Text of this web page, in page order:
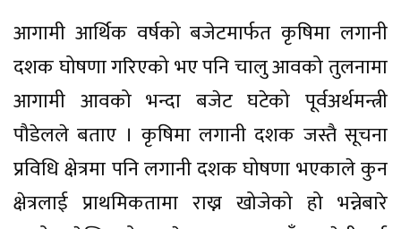
आगामी आर्थिक वर्षको बजेटमार्फत कृषिमा लगानी
दशक घोषणा गरिएको भए पनि चालु आवको तुलनामा
आगामी आवको भन्दा बजेट घटेको पूर्वअर्थमन्त्री
पौडेलले बताए । कृषिमा लगानी दशक जस्तै सूचना
प्रविधि क्षेत्रमा पनि लगानी दशक घोषणा भएकाले कुन
क्षेत्रलाई प्राथमिकतामा राख्न खोजेको हो भन्नेबारे